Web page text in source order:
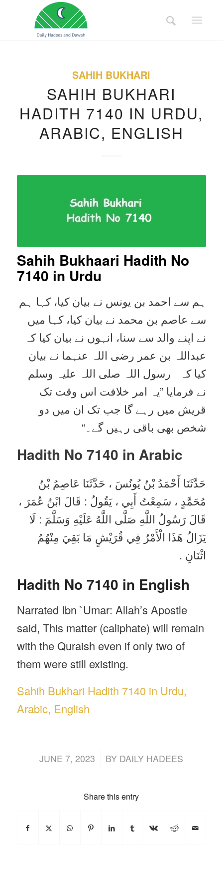
SAHIH BUKHARI
SAHIH BUKHARI
HADITH 7140 IN URDU,
ARABIC, ENGLISH
Sahih Bukhaari Hadith No
7140 in Urdu
ہم سے احمد بن یونس نے بیان کیا، کہا ہم
سے عاصم بن محمد نے بیان کیا، کہا میں
نے اپنے والد سے سنا، انہوں نے بیان کیا کہ
عبداللہ بن عمر رضی اللہ عنہما نے بیان
کیا کہ رسول اللہ صلی اللہ علیہ وسلم
نے فرمایا ”یہ امر خلافت اس وقت تک
قریش میں رہے گا جب تک ان میں دو
شخص بھی باقی رہیں گے۔“
Hadith No 7140 in Arabic
حَدَّثَنَا أَحْمَدُ بْنُ يُونُسَ ، حَدَّثَنَا عَاصِمُ بْنُ
مُحَمَّدٍ ، سَمِعْتُ أَبِي ، يَقُولُ : قَالَ ابْنُ عُمَرَ ،
قَالَ رَسُولُ اللَّهِ صَلَّى اللَّهُ عَلَيْهِ وَسَلَّمَ : لَا
يَزَالُ هَذَا الْأَمْرُ فِي قُرَيْشٍ مَا بَقِيَ مِنْهُمُ
اثْنَانِ .
Hadith No 7140 in English
Narrated Ibn `Umar: Allah’s Apostle
said, This matter (caliphate) will remain
with the Quraish even if only two of
them were still existing.
Sahih Bukhari Hadith 7140 in Urdu,
Arabic, English
JUNE 7, 2023
/ BY DAILY HADEES
Share this entry